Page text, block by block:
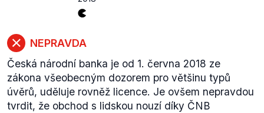
NEPRAVDA
Česká národní banka je od 1. června 2018 ze
zákona všeobecným dozorem pro většinu typů
úvěrů, uděluje rovněž licence. Je ovšem nepravdou
tvrdit, že obchod s lidskou nouzí díky ČNB